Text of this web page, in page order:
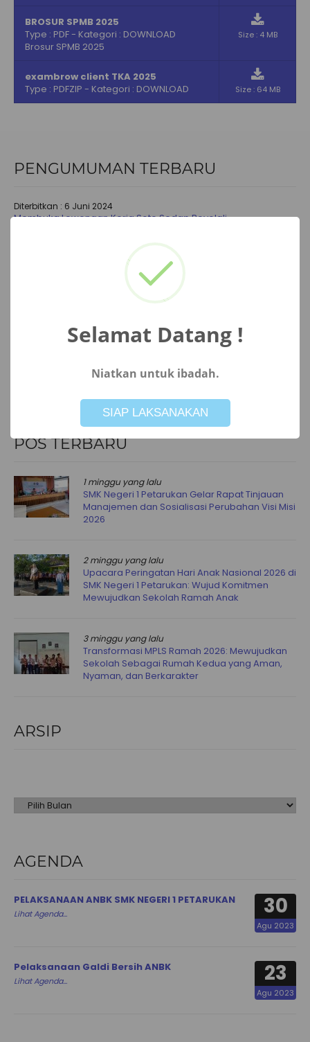
BROSUR SPMB 2025
Type : PDF- Kategori : DOWNLOAD
Brosur SPMB 2025
Size : 4 MB
exambrow client TKA 2025
Type : PDFZIP - Kategori : DOWNLOAD Size : 64 MB
PENGUMUMAN TERBARU
Diterbitkan : 6 Juni 2024
Membuka Lowongan Kerja Soto Sedap Boyolali
Lowongan Kerja PT Kabana Textile Industries
PT Kabana Textile membuka lowongan dengan ketentuan
Lowongan kerja PT Golden Tekstil Kendal
Lowongan Kerja PT Golden Tekstil Kendal Syarat : Fasilitas dan
POS TERBARU
1 minggu yang lalu
SMK Negeri 1 Petarukan Gelar Rapat Tinjauan
Manajemen dan Sosialisasi Perubahan Visi Misi
2026
2 minggu yang lalu
Upacara Peringatan Hari Anak Nasional 2026 di
SMK Negeri 1 Petarukan: Wujud Komitmen
Mewujudkan Sekolah Ramah Anak
3 minggu yang lalu
Transformasi MPLS Ramah 2026: Mewujudkan
Sekolah Sebagai Rumah Kedua yang Aman,
Nyaman, dan Berkarakter
ARSIP
AGENDA
30
Agu 2023
PELAKSANAAN ANBK SMK NEGERI 1 PETARUKAN
Lihat Agenda...
23
Agu 2023
Pelaksanaan Galdi Bersih ANBK
Lihat Agenda...
Selamat Datang !
Niatkan untuk ibadah.
SIAP LAKSANAKAN